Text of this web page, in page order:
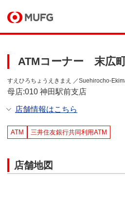
ATMコーナー 末広
すえひろちょうえきまえ ／Suehirocho-
母店:010 神田駅前支店
店舗情報はこちら
ATM 三井住友銀行共同利用ATM
店舗地図